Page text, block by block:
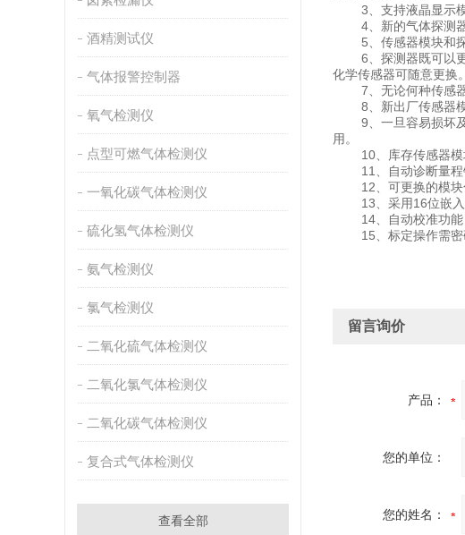
酒精测试仪
气体报警控制器
氧气检测仪
点型可燃气体检测仪
一氧化碳气体检测仪
硫化氢气体检测仪
氨气检测仪
氯气检测仪
二氧化硫气体检测仪
二氧化氯气体检测仪
二氧化碳气体检测仪
复合式气体检测仪
查看全部
3、支持液晶显示模
4、新的气体探测器
5、传感器模块和探
6、探测器既可以更
化学传感器可随意更换。
7、无论何种传感器
8、新出厂传感器模
9、一旦容易损坏及
用。
10、库存传感器模块
11、自动诊断量程
12、可更换的模块
13、采用16位嵌入
14、自动校准功能
15、标定操作需密
留言询价
产品：
您的单位：
您的姓名：